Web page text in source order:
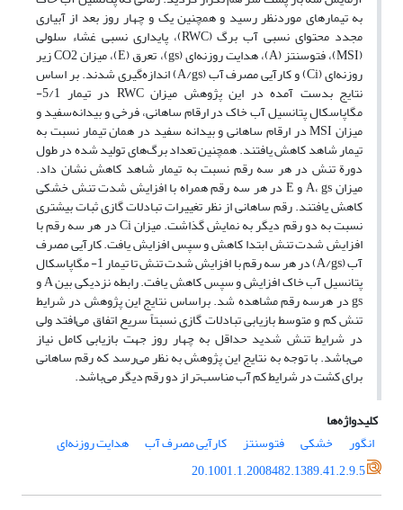
به تیمارهای موردنظر رسید و همچنین یک و چهار روز بعد از آبیاری
مجدد محتوای نسبی آب برگ (RWC)، پایداری نسبی غشاء سلولی
(MSI)، فتوسنتز (A)، هدایت روزنه‌ای (gs)، تعرق (E)، میزان CO2 زیر
روزنه‌ای (Ci) و کارآیی مصرف آب (A/gs) اندازه‌گیری شدند. بر اساس
نتایج بدست آمده در این پژوهش میزان RWC‌ در تیمار 5/1-
مگاپاسکال پتانسیل آب خاک در ارقام ساهانی، فرخی و بیدانه‌سفید و
میزان MSI در ارقام ساهانی و بیدانه سفید در همان تیمار نسبت به
تیمار شاهد کاهش یافتند. همچنین تعداد برگ‌های تولید شده در طول
دورة تنش در هر سه رقم نسبت به تیمار شاهد کاهش نشان داد.
میزان A، gs و E در هر سه رقم همراه با افزایش شدت تنش خشکی
کاهش یافتند. رقم ساهانی از نظر تغییرات تبادلات گازی ثبات بیشتری
نسبت به دو رقم دیگر به نمایش گذاشت. میزان Ci در هر سه رقم با
افزایش شدت تنش ابتدا کاهش و سپس افزایش یافت. کارآیی مصرف
آب (A/gs) در هر سه رقم با افزایش شدت تنش تا تیمار 1- مگاپاسکال
پتانسیل آب خاک افزایش و سپس کاهش یافت. رابطه نزدیکی بین A و
gs‌ در هرسه رقم مشاهده شد. براساس نتایج این پژوهش در شرایط
تنش کم و متوسط بازیابی تبادلات گازی نسبتاً سریع اتفاق می‌افتد ولی
در شرایط تنش شدید حداقل به چهار روز جهت بازیابی کامل نیاز
می‌باشد. با توجه به نتایج این پژوهش به نظر می‌رسد که رقم ساهانی
برای کشت در شرایط کم آب مناسب‌تر از دو رقم دیگر می‌باشد.
کلیدواژه‌ها
انگور
خشکی فتوسنتز کارآیی مصرف آب
هدایت روزنه‌ای
20.1001.1.2008482.1389.41.2.9.5